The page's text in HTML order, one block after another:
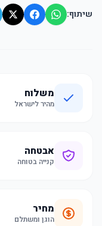
שיתוף:
משלוח
מהיר לישראל
אבטחה
קנייה בטוחה
מחיר
הוגן ומשתלם